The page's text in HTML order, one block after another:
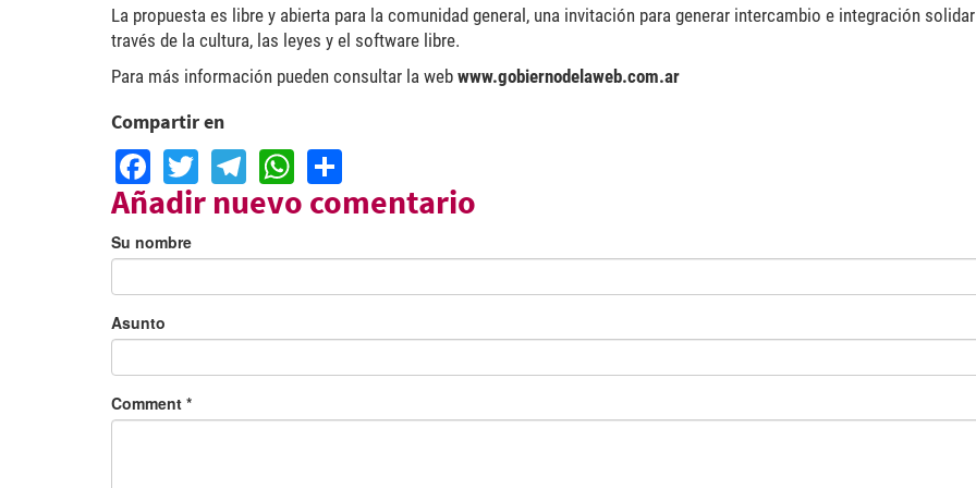
La propuesta es libre y abierta para la comunidad general, una invitación para generar intercambio e integración
través de la cultura, las leyes y el software libre.
Para más información pueden consultar la web www.gobiernodelaweb.com.ar
Compartir en
Facebook
TwitterTelegram
WhatsApp
Añadir nuevo comentario
Su nombre
Asunto
Comment *